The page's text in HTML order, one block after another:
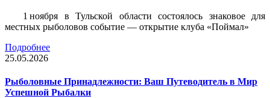
1 ноября в Тульской области состоялось знаковое для
местных рыболовов событие — открытие клуба «Поймал»
Подробнее
25.05.2026
Рыболовные Принадлежности: Ваш Путеводитель в Мир
Успешной Рыбалки